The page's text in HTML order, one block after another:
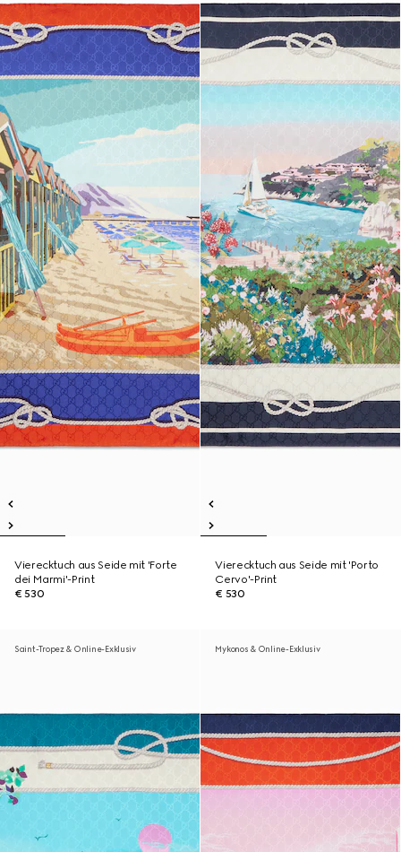
Vierecktuch aus Seide mit 'Forte
dei Marmi'-Print
€ 530
Vierecktuch aus Seide mit 'Porto
Cervo'-Print
€ 530
Saint-Tropez & Online-Exklusiv Mykonos & Online-Exklusiv